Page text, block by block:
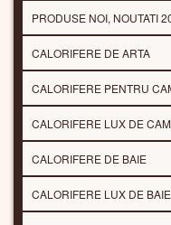
PRODUSE NOI, NOUTATI
CALORIFERE DE ARTA
CALORIFERE PENTRU
CALORIFERE LUX DE
CALORIFERE DE BAIE
CALORIFERE LUX DE BAIE